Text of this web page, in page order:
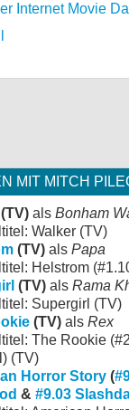
Internet Movie
MIT MITCH
(TV) als Bonham
Walker (TV)
(TV) als Papa
Helstrom
(TV) als Rama
Supergirl (TV)
(TV) als Rex
The Rookie
(TV)
Horror Story (
& #9.03